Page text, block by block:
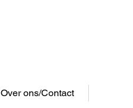
Over ons/Contact